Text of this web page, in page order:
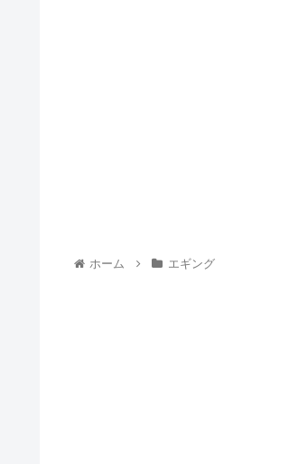
ホーム エギング